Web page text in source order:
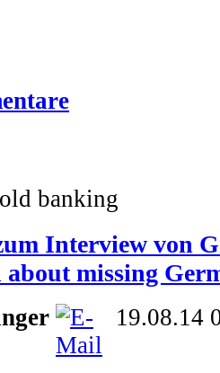
banking
Interview von
missing
19.08.14